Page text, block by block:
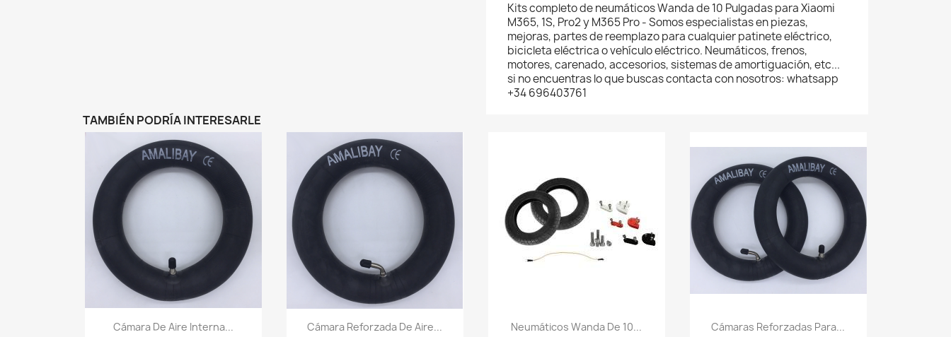
Kits completo de neumáticos Wanda de 10 Pulgadas para Xiaomi
M365, 1S, Pro2 y M365 Pro - Somos especialistas en piezas,
mejoras, partes de reemplazo para cualquier patinete eléctrico,
bicicleta eléctrica o vehículo eléctrico. Neumáticos, frenos,
motores, carenado, accesorios, sistemas de amortiguación, etc...
si no encuentras lo que buscas contacta con nosotros: whatsapp
+34 696403761
TAMBIÉN PODRÍA INTERESARLE
Vista rápida
Cámara De Aire Interna... Vista rápida
Cámara Reforzada De Aire... Vista rápida
Neumáticos Wanda De 10... Vista rápida
Cámaras Reforzadas Para...